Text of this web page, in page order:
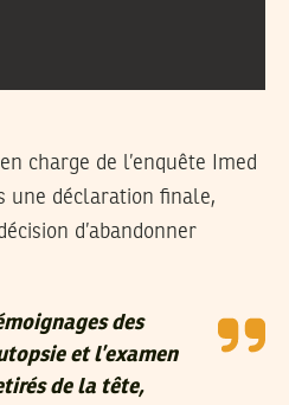
charge de l’enquête Imed
une déclaration finale,
d’abandonner
des
et l’examen
de la tête,